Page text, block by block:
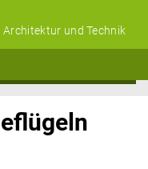
und Technik